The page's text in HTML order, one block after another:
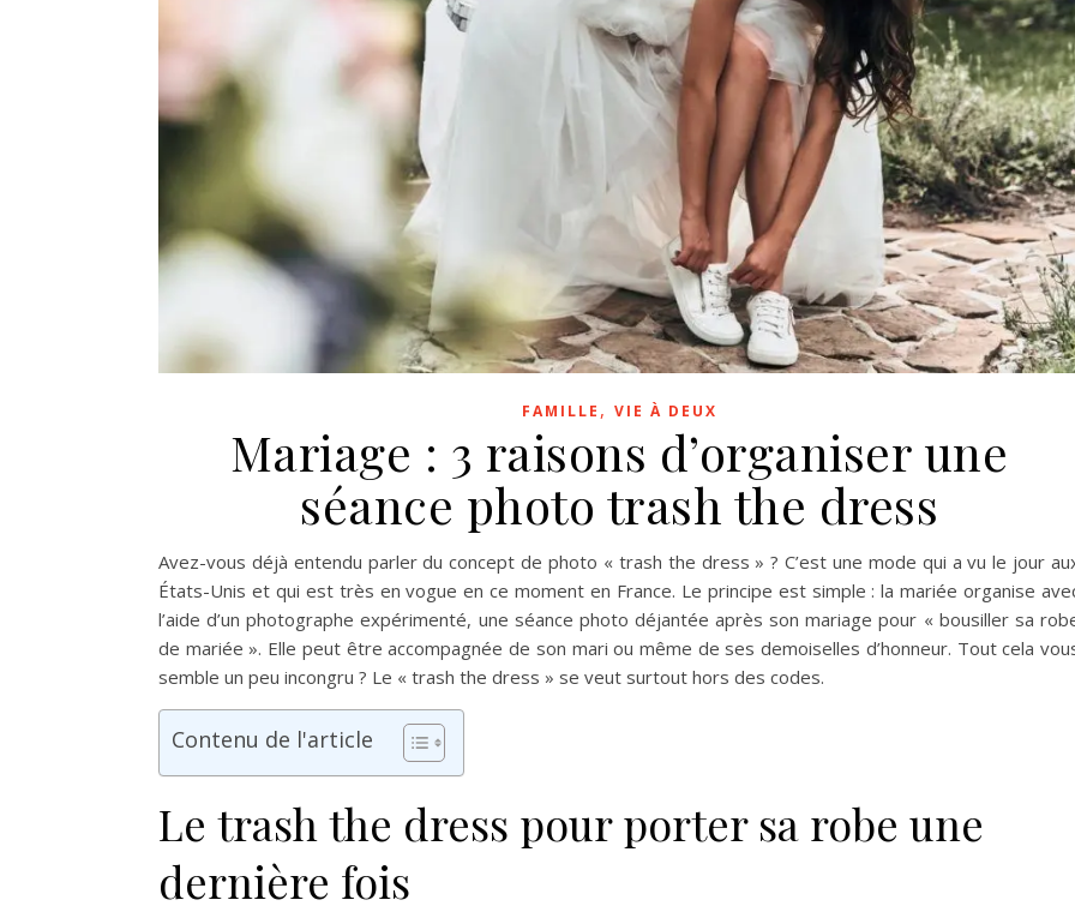
FAMILLE , VIE À DEUX
Mariage : 3 raisons d’organiser une
séance photo trash the dress
Avez-vous déjà entendu parler du concept de photo « trash the dress » ? C’est une mode qui a vu le jour
États-Unis et qui est très en vogue en ce moment en France. Le principe est simple : la mariée organise
l’aide d’un photographe expérimenté, une séance photo déjantée après son mariage pour « bousiller sa
de mariée ». Elle peut être accompagnée de son mari ou même de ses demoiselles d’honneur. Tout cela
semble un peu incongru ? Le « trash the dress » se veut surtout hors des codes.
Contenu de l'article
Le trash the dress pour porter sa robe une
dernière fois